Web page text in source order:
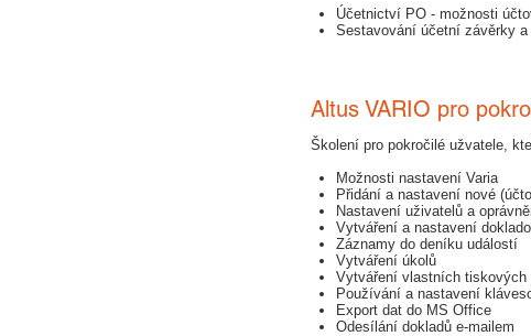
Účetnictví PO - možnosti
Sestavování účetní závěrky
Altus VARIO pro
​Školení pro pokročilé užvatele,
Možnosti nastavení Varia
Přidání a nastavení nové
Nastavení uživatelů a
Vytváření a nastavení
Záznamy do deníku událostí
Vytváření úkolů
Vytváření vlastních tiskových
Používání a nastavení
Export dat do MS Office
Odesílání dokladů e-mailem